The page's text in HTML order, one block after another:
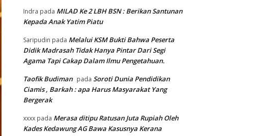
Indra pada MILAD Ke 2 LBH BSN : Berikan Santunan
Kepada Anak Yatim Piatu
Saripudin pada Melalui KSM Bukti Bahwa Peserta
Didik Madrasah Tidak Hanya Pintar Dari Segi
Agama Tapi Cakap Dalam Ilmu Pengetahuan.
Taofik Budiman pada Soroti Dunia Pendidikan
Ciamis , Barkah : apa Harus Masyarakat Yang
Bergerak
xxxx pada Merasa ditipu Ratusan Juta Rupiah Oleh
Kades Kedawung AG Bawa Kasusnya Kerana